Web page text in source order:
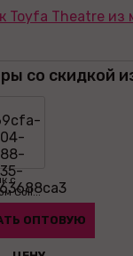
Toyfa Theatre из
со скидкой
с
Coll...
ОПТОВУЮ